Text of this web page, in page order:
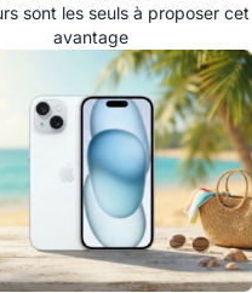
sont les seuls à proposer cet
avantage